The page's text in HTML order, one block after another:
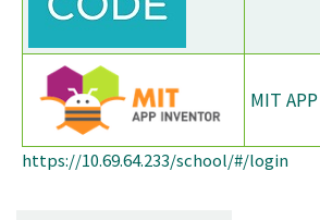
MIT
https://10.69.64.233/school/#/login